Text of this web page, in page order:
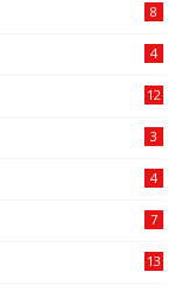
8
4
12
3
4
7
13